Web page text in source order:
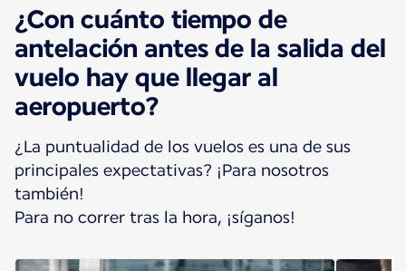
¿Con cuánto tiempo de
antelación antes de la salida del
vuelo hay que llegar al
aeropuerto?
¿La puntualidad de los vuelos es una de sus
principales expectativas? ¡Para nosotros
también!
Para no correr tras la hora, ¡síganos!